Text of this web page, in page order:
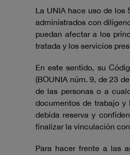
La UNIA hace uso de los
administrados con
puedan afectar a los
tratada y los servicios
En este sentido, su
(BOUNIA núm. 9, de 23
de las personas o a
documentos de trabajo y
debida reserva y
finalizar la vinculación
Para hacer frente a las